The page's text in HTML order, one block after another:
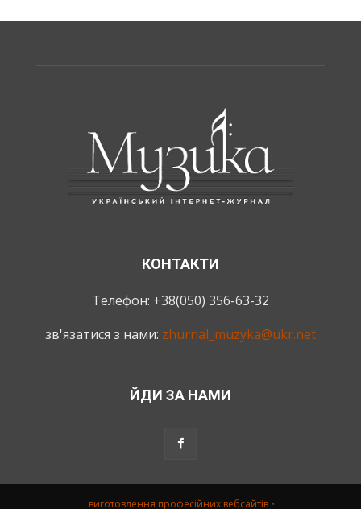
КОНТАКТИ
Телефон: +38(050) 356-63-32
зв'язатися з нами: zhurnal_muzyka@ukr.net
ЙДИ ЗА НАМИ
· виготовлення професійних вебсайтів・